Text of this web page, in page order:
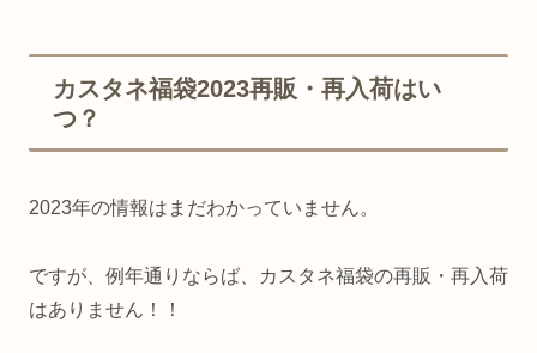
カスタネ福袋2023再販・再入荷はい
つ？
2023年の情報はまだわかっていません。
ですが、例年通りならば、カスタネ福袋の再販・再入荷
はありません！！